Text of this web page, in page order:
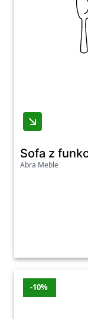
Sofa z
Abra Meble
-10%